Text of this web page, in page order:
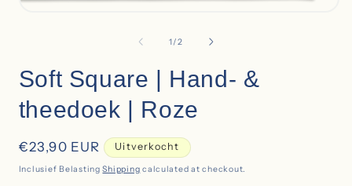
1/of
2
Soft Square | Hand- &
theedoek | Roze
Regular
price
€23,90 EUR Uitverkocht
Inclusief BelastingShipping calculated at checkout.